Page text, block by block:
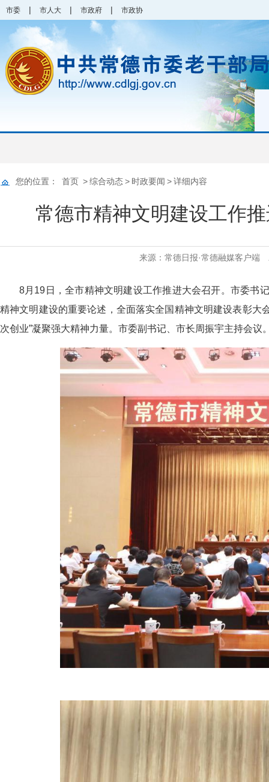
市委 | 市人大 | 市政府 | 市政协
您的位置： 首页 >综合动态> 时政要闻 >详细内容
常德市精神文明建设工作
来源：常德日报·常德融媒客户端
8月19日，全市精神文明建设工作推进大会召开。市委书
精神文明建设的重要论述，全面落实全国精神文明建设表彰大
次创业”凝聚强大精神力量。市委副书记、市长周振宇主持会议